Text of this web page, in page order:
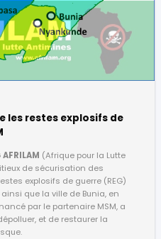
les restes explosifs de
AFRILAM (Afrique pour la Lutte
de sécurisation des
explosifs de guerre (REG)
que la ville de Bunia, en
par le partenaire MSM, a
et de restaurer la